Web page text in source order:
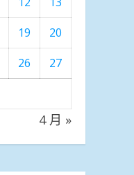
19
20
26
27
4 月 »